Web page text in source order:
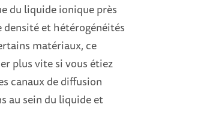
du liquide ionique près
et hétérogénéités
matériaux, ce
plus vite si vous étiez
canaux de diffusion
au sein du liquide et